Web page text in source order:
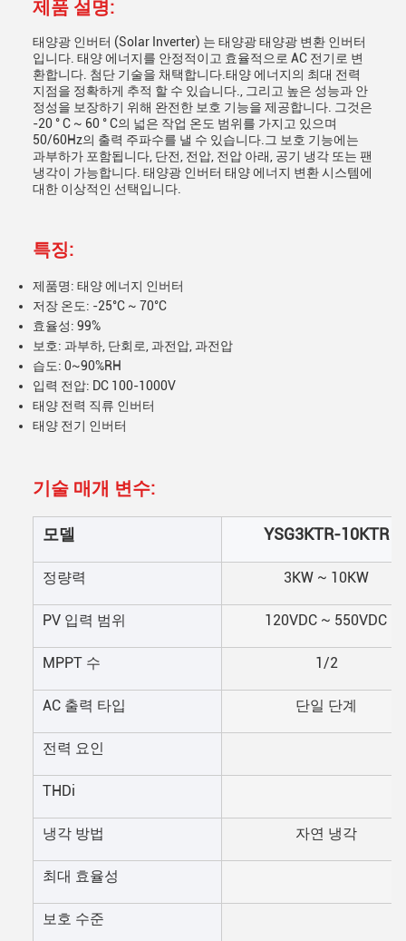
제품 설명:
태양광 인버터 (Solar Inverter) 는 태양광 태양광 변환 인버터
입니다. 태양 에너지를 안정적이고 효율적으로 AC 전기로 변
환합니다. 첨단 기술을 채택합니다.태양 에너지의 최대 전력
지점을 정확하게 추적 할 수 있습니다., 그리고 높은 성능과 안
정성을 보장하기 위해 완전한 보호 기능을 제공합니다. 그것은
-20 ° C ~ 60 ° C의 넓은 작업 온도 범위를 가지고 있으며
50/60Hz의 출력 주파수를 낼 수 있습니다.그 보호 기능에는
과부하가 포함됩니다, 단전, 전압, 전압 아래, 공기 냉각 또는 팬
냉각이 가능합니다. 태양광 인버터 태양 에너지 변환 시스템에
대한 이상적인 선택입니다.
특징:
제품명: 태양 에너지 인버터
저장 온도: -25°C ~ 70°C
효율성: 99%
보호: 과부하, 단회로, 과전압, 과전압
습도: 0~90%RH
입력 전압: DC 100-1000V
태양 전력 직류 인버터
태양 전기 인버터
기술 매개 변수:
모델 YSG3KTR-10KTR
정량력 3KW ~ 10KW
PV 입력 범위 120VDC ~ 550VDC
MPPT 수 1/2
AC 출력 타입 단일 단계
전력 요인
THDi
냉각 방법 자연 냉각
최대 효율성
보호 수준